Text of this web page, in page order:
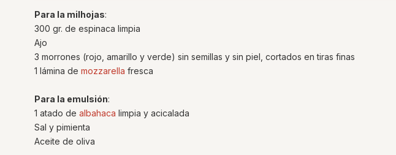
Para la milhojas:
300 gr. de espinaca limpia
Ajo
3 morrones (rojo, amarillo y verde) sin semillas y sin piel, cortados en tiras finas
1 lámina de mozzarella fresca
Para la emulsión:
1 atado de albahaca limpia y acicalada
Sal y pimienta
Aceite de oliva